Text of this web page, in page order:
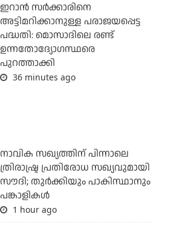
ഇറാന്‍ സര്‍ക്കാരിനെ
അട്ടിമറിക്കാനുള്ള പരാജയപ്പെട്ട
പദ്ധതി: മൊസാദിലെ രണ്ട്
ഉന്നതോദ്യോഗസ്ഥരെ
പുറത്താക്കി
36 minutes ago
നാവിക സഖ്യത്തിന് പിന്നാലെ
ത്രിരാഷ്ട്ര പ്രതിരോധ സഖ്യവുമായി
സൗദി; തുര്‍ക്കിയും പാകിസ്ഥാനും
പങ്കാളികള്‍
1 hour ago